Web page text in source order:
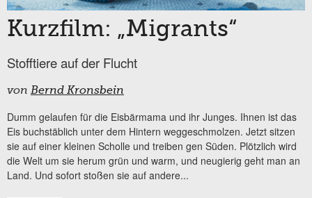
Kurzfilm: „Migrants“
Stofftiere auf der Flucht
von Bernd Kronsbein
Dumm gelaufen für die Eisbärmama und ihr Junges. Ihnen ist das
Eis buchstäblich unter dem Hintern weggeschmolzen. Jetzt sitzen
sie auf einer kleinen Scholle und treiben gen Süden. Plötzlich wird
die Welt um sie herum grün und warm, und neugierig geht man an
Land. Und sofort stoßen sie auf andere...